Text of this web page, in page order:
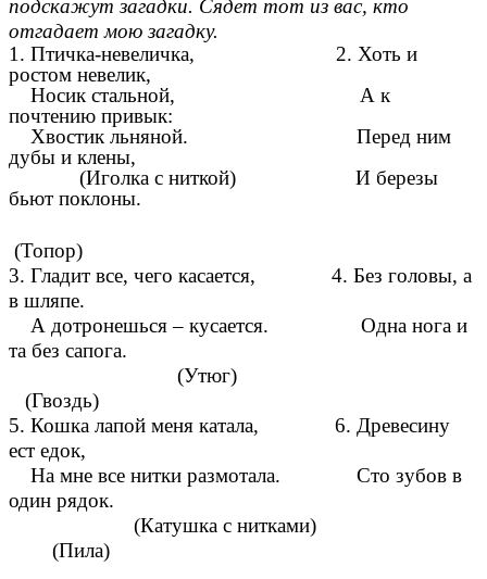
подскажут загадки. Сядет тот из вас, кто
отгадает мою загадку.
1. Птичка-невеличка, 2. Хоть и
ростом невелик,
Носик стальной, А к
почтению привык:
Хвостик льняной. Перед ним
дубы и клены,
(Иголка с ниткой) И березы
бьют поклоны.
(Топор)
3. Гладит все, чего касается, 4. Без головы, а
в шляпе.
А дотронешься – кусается. Одна нога и
та без сапога.
(Утюг)
(Гвоздь)
5. Кошка лапой меня катала, 6. Древесину
ест едок,
На мне все нитки размотала. Сто зубов в
один рядок.
(Катушка с нитками)
(Пила)